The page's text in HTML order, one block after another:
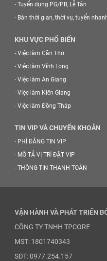
- Tuyển dụng PG/PB, Lễ Tân
- Bán thời gian, thời vụ, tuyển
KHU VỰC PHỔ BIẾN
- Việc làm Cần Thơ
- Việc làm Vĩnh Long
- Việc làm An Giang
- Việc làm Kiên Giang
- Việc làm Đồng Tháp
TIN VIP VÀ CHUYỂN KHOẢN
- PHÍ ĐĂNG TIN VIP
- MÔ TẢ VỊ TRÍ ĐẶT VIP
- THÔNG TIN THANH TOÁN
VẬN HÀNH VÀ PHÁT TRIỂN
CÔNG TY TNHH TPCORE
MST: 1801740343
SĐT: 0977.254.157